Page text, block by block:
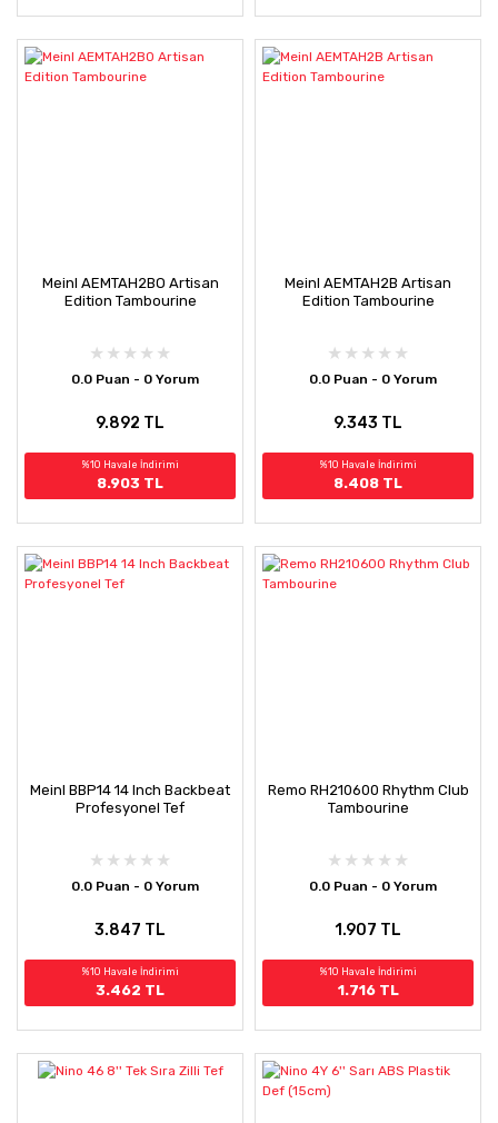
Meinl AEMTAH2BO Artisan
Edition Tambourine
0.0 Puan - 0 Yorum
9.892 TL
%10 Havale İndirimi
8.903 TL
Meinl AEMTAH2B Artisan
Edition Tambourine
0.0 Puan - 0 Yorum
9.343 TL
%10 Havale İndirimi
8.408 TL
Meinl BBP14 14 Inch Backbeat
Profesyonel Tef
0.0 Puan - 0 Yorum
3.847 TL
%10 Havale İndirimi
3.462 TL
Remo RH210600 Rhythm Club
Tambourine
0.0 Puan - 0 Yorum
1.907 TL
%10 Havale İndirimi
1.716 TL